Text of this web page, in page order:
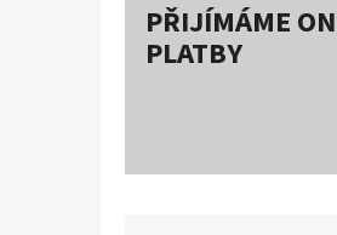
PŘIJÍMÁME
PLATBY